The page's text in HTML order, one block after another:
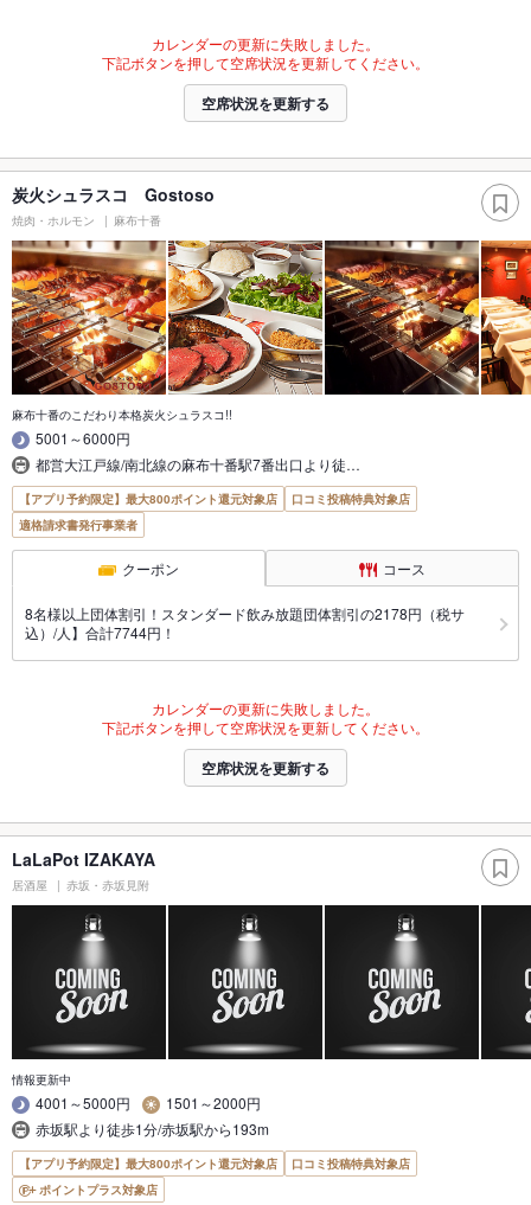
カレンダーの更新に失敗しました。
下記ボタンを押して空席状況を更新してください。
空席状況を更新する
炭火シュラスコ Gostoso
焼肉・ホルモン 麻布十番
麻布十番のこだわり本格炭火シュラスコ!!
5001～6000円
都営大江戸線/南北線の麻布十番駅7番出口より徒…
【アプリ予約限定】最大800ポイント還元対象店
口コミ投稿特典対象店
適格請求書発行事業者
クーポン コース
8名様以上団体割引！スタンダード飲み放題団体割引の2178円（税サ
込）/人】合計7744円！
カレンダーの更新に失敗しました。
下記ボタンを押して空席状況を更新してください。
空席状況を更新する
LaLaPot IZAKAYA
居酒屋 赤坂・赤坂見附
情報更新中
4001～5000円
1501～2000円
赤坂駅より徒歩1分/赤坂駅から193m
【アプリ予約限定】最大800ポイント還元対象店
口コミ投稿特典対象店
ポイントプラス対象店